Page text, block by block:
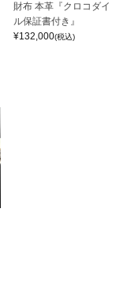
財布 本革『クロコダイ
ル保証書付き』
¥132,000(税込)